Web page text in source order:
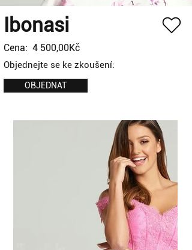
Ibonasi
Cena: 4 500,00Kč
Objednejte se ke zkoušení:
OBJEDNAT